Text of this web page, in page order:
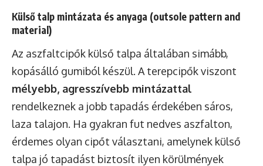
Külső talp mintázata és anyaga (outsole pattern and
material)
Az aszfaltcipők külső talpa általában simább,
kopásálló gumiból készül. A terepcipők viszont
mélyebb, agresszívebb mintázattal
rendelkeznek a jobb tapadás érdekében sáros,
laza talajon. Ha gyakran fut nedves aszfalton,
érdemes olyan cipőt választani, amelynek külső
talpa jó tapadást biztosít ilyen körülmények